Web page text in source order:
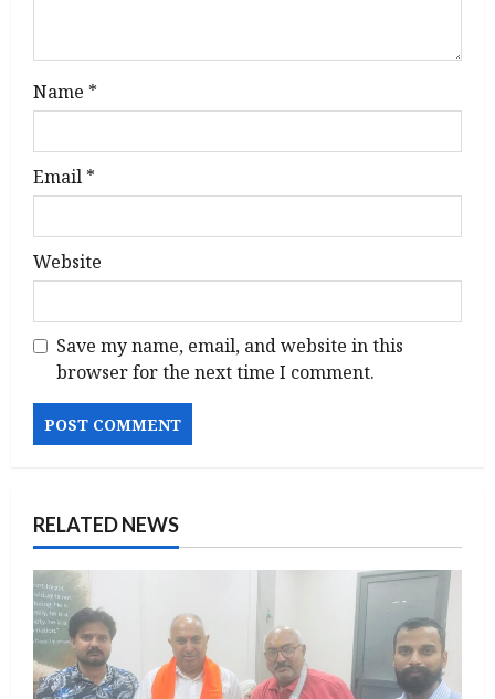
Name *
Email *
Website
Save my name, email, and website in this
browser for the next time I comment.
RELATED NEWS